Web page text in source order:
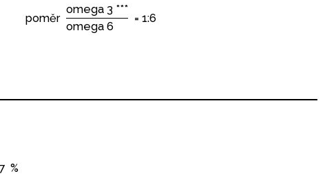
poměr
omega 3 ***
omega 6
= 1:6
%